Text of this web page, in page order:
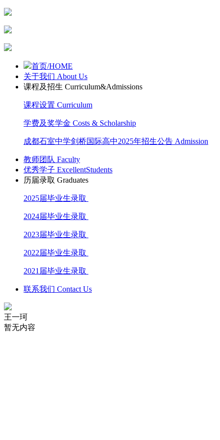
首页/HOME
关于我们 About Us
课程及招生 Curriculum&Admissions
课程设置 Curriculum
学费及奖学金 Costs & Scholarship
成都石室中学剑桥国际高中2025年招生公告 Admission
教师团队 Faculty
优秀学子 ExcellentStudents
历届录取 Graduates
2025届毕业生录取
2024届毕业生录取
2023届毕业生录取
2022届毕业生录取
2021届毕业生录取
联系我们 Contact Us
王一珂
暂无内容